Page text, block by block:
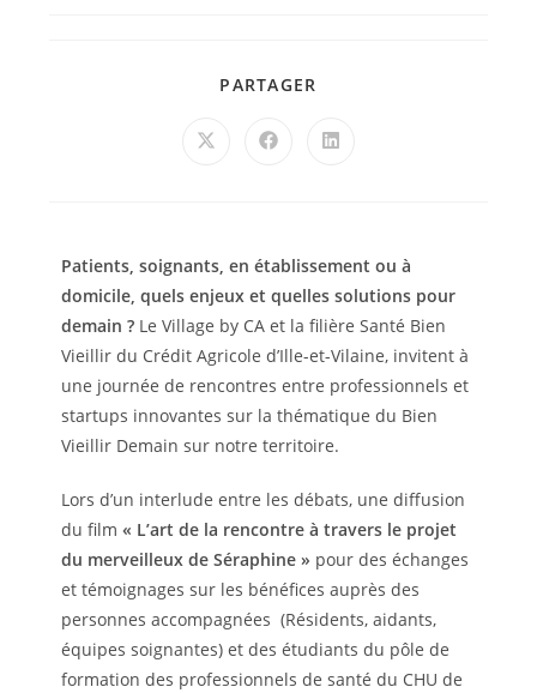
PARTAGER
Patients, soignants, en établissement ou à
domicile, quels enjeux et quelles solutions pour
demain ? Le Village by CA et la filière Santé Bien
Vieillir du Crédit Agricole d’Ille-et-Vilaine, invitent à
une journée de rencontres entre professionnels et
startups innovantes sur la thématique du Bien
Vieillir Demain sur notre territoire.
Lors d’un interlude entre les débats, une diffusion
du film« L’art de la rencontre à travers le projet
du merveilleux de Séraphine » pour des échanges
et témoignages sur les bénéfices auprès des
personnes accompagnées (Résidents, aidants,
équipes soignantes) et des étudiants du pôle de
formation des professionnels de santé du CHU de